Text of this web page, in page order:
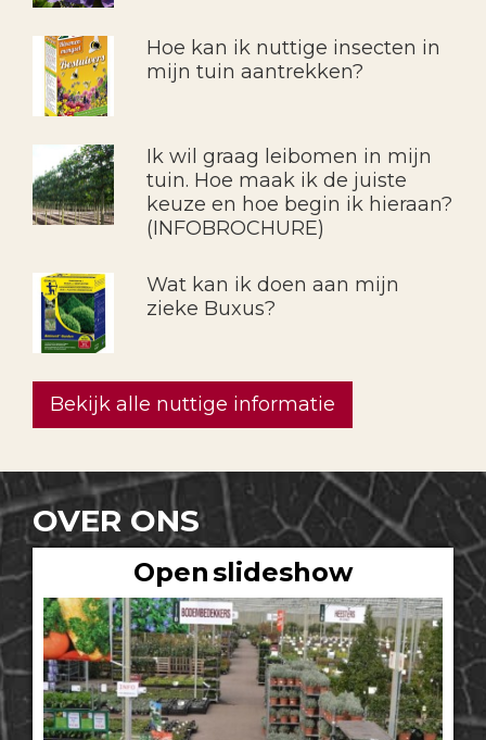
Hoe kan ik nuttige insecten in
mijn tuin aantrekken?
Ik wil graag leibomen in mijn
tuin. Hoe maak ik de juiste
keuze en hoe begin ik hieraan?
(INFOBROCHURE)
Wat kan ik doen aan mijn
zieke Buxus?
Bekijk alle nuttige informatie
OVER ONS
Open slideshow